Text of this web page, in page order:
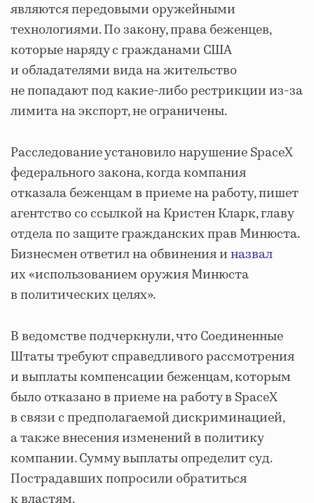
являются передовыми оружейными
технологиями. По закону, права беженцев,
которые наряду с гражданами США
и обладателями вида на жительство
не попадают под какие-либо рестрикции из-за
лимита на экспорт, не ограничены.
Расследование установило нарушение SpaceX
федерального закона, когда компания
отказала беженцам в приеме на работу, пишет
агентство со ссылкой на Кристен Кларк, главу
отдела по защите гражданских прав Минюста.
Бизнесмен ответил на обвинения иназвал
их «использованием оружия Минюста
в политических целях».
В ведомстве подчеркнули, что Соединенные
Штаты требуют справедливого рассмотрения
и выплаты компенсации беженцам, которым
было отказано в приеме на работу в SpaceX
в связи с предполагаемой дискриминацией,
а также внесения изменений в политику
компании. Сумму выплаты определит суд.
Пострадавших попросили обратиться